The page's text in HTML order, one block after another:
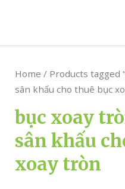
Home / Products tagged
sân khấu cho thuê bục
bục xoay
sân khấu
xoay tròn